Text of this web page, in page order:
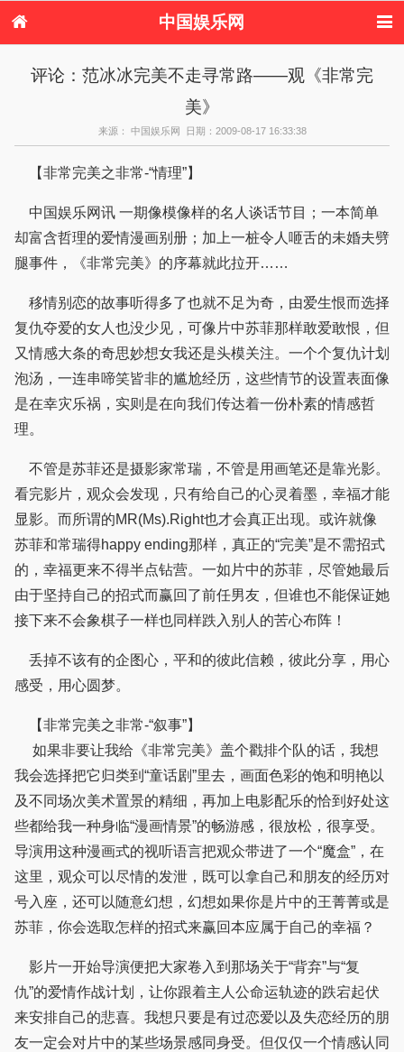
中国娱乐网
港台娱乐
日本娱乐 韩国娱乐
欧美娱乐
港台明星八卦
日本韩国明星
欧美明星八卦
评论：范冰冰完美不走寻常路——观《非常完
美》
来源： 中国娱乐网 日期：2009-08-17 16:33:38
【非常完美之非常-“情理”】
中国娱乐网讯 一期像模像样的名人谈话节目；一本简单
却富含哲理的爱情漫画别册；加上一桩令人咂舌的未婚夫劈
腿事件，《非常完美》的序幕就此拉开……
移情别恋的故事听得多了也就不足为奇，由爱生恨而选择
复仇夺爱的女人也没少见，可像片中苏菲那样敢爱敢恨，但
又情感大条的奇思妙想女我还是头模关注。一个个复仇计划
泡汤，一连串啼笑皆非的尴尬经历，这些情节的设置表面像
是在幸灾乐祸，实则是在向我们传达着一份朴素的情感哲
理。
不管是苏菲还是摄影家常瑞，不管是用画笔还是靠光影。
看完影片，观众会发现，只有给自己的心灵着墨，幸福才能
显影。而所谓的MR(Ms).Right也才会真正出现。或许就像
苏菲和常瑞得happy ending那样，真正的“完美”是不需招式
的，幸福更来不得半点钻营。一如片中的苏菲，尽管她最后
由于坚持自己的招式而赢回了前任男友，但谁也不能保证她
接下来不会象棋子一样也同样跌入别人的苦心布阵！
丢掉不该有的企图心，平和的彼此信赖，彼此分享，用心
感受，用心圆梦。
【非常完美之非常-“叙事”】
如果非要让我给《非常完美》盖个戳排个队的话，我想
我会选择把它归类到“童话剧”里去，画面色彩的饱和明艳以
及不同场次美术置景的精细，再加上电影配乐的恰到好处这
些都给我一种身临“漫画情景”的畅游感，很放松，很享受。
导演用这种漫画式的视听语言把观众带进了一个“魔盒”，在
这里，观众可以尽情的发泄，既可以拿自己和朋友的经历对
号入座，还可以随意幻想，幻想如果你是片中的王菁菁或是
苏菲，你会选取怎样的招式来赢回本应属于自己的幸福？
影片一开始导演便把大家卷入到那场关于“背弃”与“复
仇”的爱情作战计划，让你跟着主人公命运轨迹的跌宕起伏
来安排自己的悲喜。我想只要是有过恋爱以及失恋经历的朋
友一定会对片中的某些场景感同身受。但仅仅一个情感认同